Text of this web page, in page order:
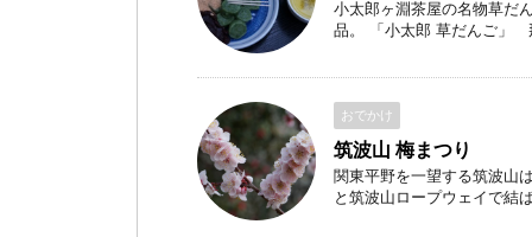
小太郎ヶ淵茶屋の名物草だ
品。 「小太郎 草だんご」
おでかけ
筑波山 梅まつり
関東平野を一望する筑波山
と筑波山ロープウェイで結